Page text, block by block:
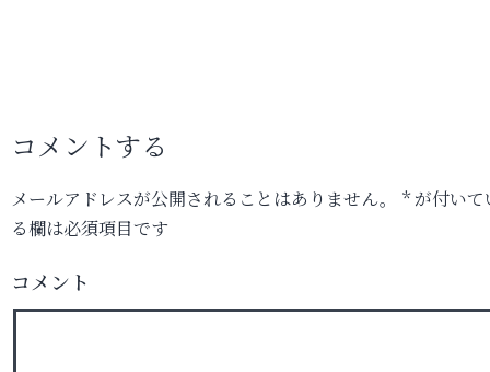
コメントする
メールアドレスが公開されることはありません。 *が付いて
る欄は必須項目です
コメント